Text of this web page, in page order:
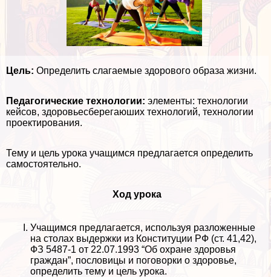
Цель: Определить слагаемые здорового образа жизни.
Педагогические технологии: элементы: технологии
кейсов, здоровьесберегаюших технологий, технологии
проектирования.
Тему и цель урока учащимся предлагается определить
самостоятельно.
Ход урока
Учащимся предлагается, используя разложенные
на столах выдержки из Конституции РФ (ст. 41,42),
ФЗ 5487-1 от 22.07.1993 “Об охране здоровья
граждан”, пословицы и поговорки о здоровье,
определить тему и цель урока.